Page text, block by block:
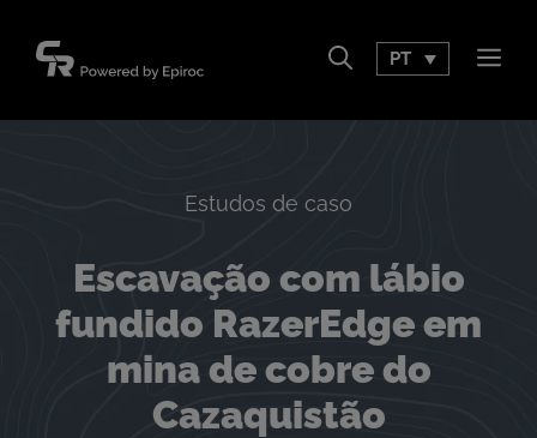
para
PT
Estudos de caso
Escavação com lábio
fundido RazerEdge em
mina de cobre do
Cazaquistão